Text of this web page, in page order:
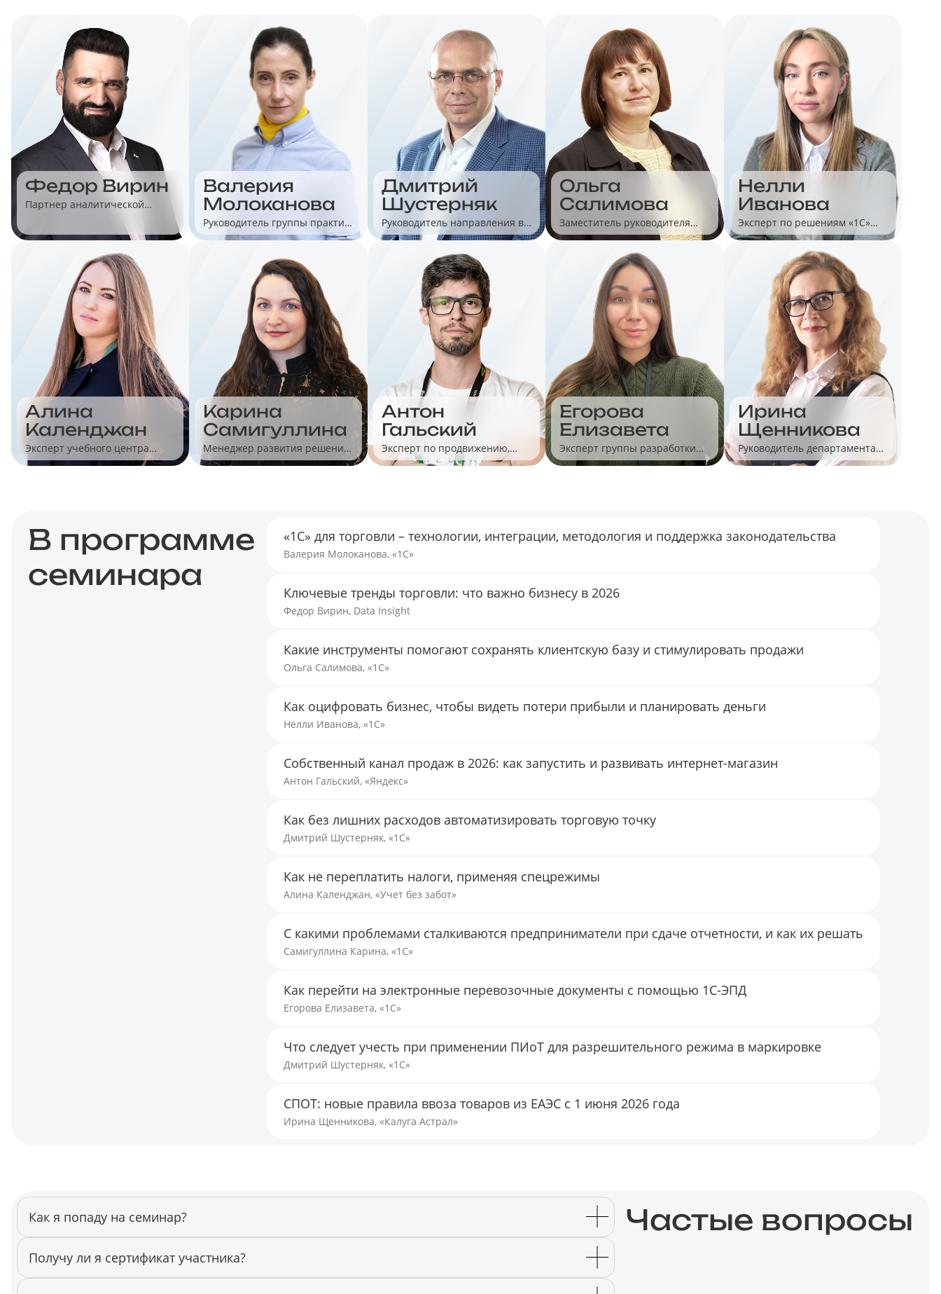
Федор Вирин
Партнер аналитической
Валерия
Молоканова
Руководитель группы практик
автоматизации торговли в
Дмитрий
Шустерняк
Руководитель направления в
«1С»
Ольга
Салимова
Заместитель руководителя
отдела по методологии
розничной торговли
Нелли
Иванова
Эксперт по решениям «1С»
для автоматизации малого
бизнеса и розницы
Алина
Календжан
Эксперт учебного центра
"Учет без забот"
Карина
Самигуллина
Менеджер развития решений
для малого бизнеса
Антон
Гальский
Эксперт по продвижению,
Яндекс
Егорова
Елизавета
Эксперт группы разработки
сервиса 1С-ЭПД
Ирина
Щенникова
Руководитель департамента
продуктового маркетинга,
В программе
семинара
«1С» для торговли – технологии, интеграции, методология и поддержка законодательства
Валерия Молоканова, «1С»
Ключевые тренды торговли: что важно бизнесу в 2026
Федор Вирин, Data Insight
Какие инструменты помогают сохранять клиентскую базу и стимулировать продажи
Ольга Салимова, «1С»
Как оцифровать бизнес, чтобы видеть потери прибыли и планировать деньги
Нелли Иванова, «1С»
Собственный канал продаж в 2026: как запустить и развивать интернет-магазин
Антон Гальский, «Яндекс»
Как без лишних расходов автоматизировать торговую точку
Дмитрий Шустерняк, «1С»
Как не переплатить налоги, применяя спецрежимы
Алина Календжан, «Учет без забот»
С какими проблемами сталкиваются предприниматели при сдаче отчетности, и как их решать
Самигуллина Карина, «1С»
Как перейти на электронные перевозочные документы с помощью 1С-ЭПД
Егорова Елизавета, «1С»
Что следует учесть при применении ПИоТ для разрешительного режима в маркировке
Дмитрий Шустерняк, «1С»
СПОТ: новые правила ввоза товаров из ЕАЭС с 1 июня 2026 года
Ирина Щенникова, «Калуга Астрал»
Как я попаду на семинар?
Получу ли я сертификат участника?
Частые вопросы